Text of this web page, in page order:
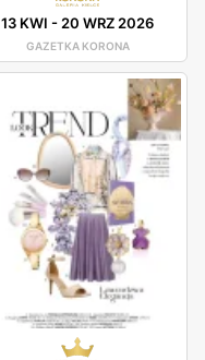
13 KWI - 20 WRZ 2026
GAZETKA KORONA